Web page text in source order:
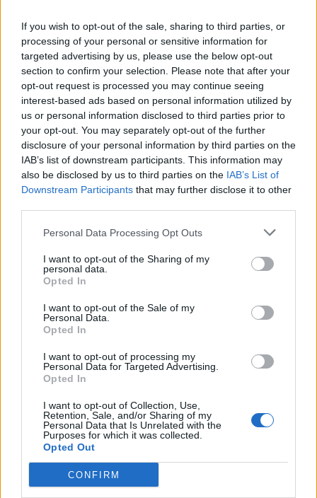
If you wish to opt-out of the sale, sharing to third parties, or
processing of your personal or sensitive information for
targeted advertising by us, please use the below opt-out
section to confirm your selection. Please note that after your
opt-out request is processed you may continue seeing
interest-based ads based on personal information utilized by
us or personal information disclosed to third parties prior to
your opt-out. You may separately opt-out of the further
disclosure of your personal information by third parties on the
IAB’s list of downstream participants. This information may
also be disclosed by us to third parties on the IAB’s List of
Downstream Participants that may further disclose it to other
Personal Data Processing Opt Outs
I want to opt-out of the Sharing of my
personal data.
Opted In
I want to opt-out of the Sale of my
Personal Data.
Opted In
I want to opt-out of processing my
Personal Data for Targeted Advertising.
Opted In
I want to opt-out of Collection, Use,
Retention, Sale, and/or Sharing of my
Personal Data that Is Unrelated with the
Purposes for which it was collected.
Opted Out
CONFIRM
News Santé
https://news-sante.fr
ARTICLES CONNEXES PLUS DE L'AUTEUR
Canicule : les conseils
cardiologues pour
Éclipse du 12 août :
lunettes de sécurité
Un chewing-gum
combattre le cancer
Populaires
Médicament retiré en urgence pour risques graves et données falsifiées
Ce cancer mortel explose chez les personnes nées après 1980 : le
symptôme à repérer
Je suis cardiologue et voici le seul chocolat que je valide : c’est le
meilleur pour le cœur
1.7k views